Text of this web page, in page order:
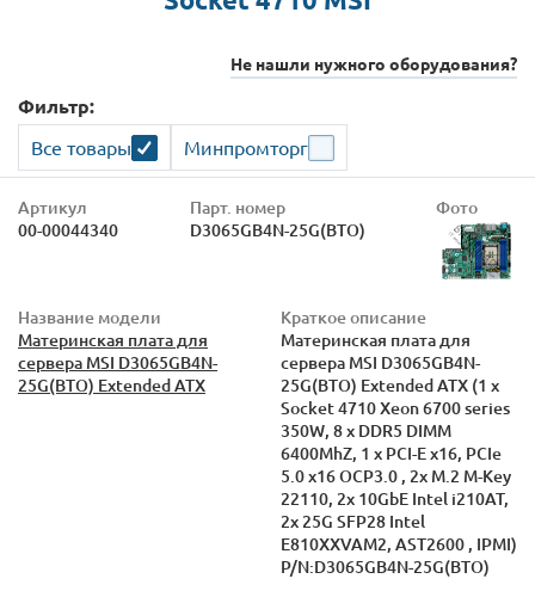
Не нашли нужного оборудования?
Фильтр:
Все товары Минпромторг
Артикул
00-00044340
Парт. номер
D3065GB4N-25G(BTO)
Фото
Название модели
Материнская плата для
сервера MSI D3065GB4N-
25G(BTO) Extended ATX
Краткое описание
Материнская плата для
сервера MSI D3065GB4N-
25G(BTO) Extended ATX (1 x
Socket 4710 Xeon 6700 series
350W, 8 x DDR5 DIMM
6400MhZ, 1 x PCI-E x16, PCIe
5.0 x16 OCP3.0 , 2x M.2 M-Key
22110, 2x 10GbE Intel i210AT,
2x 25G SFP28 Intel
E810XXVAM2, AST2600 , IPMI)
P/N:D3065GB4N-25G(BTO)